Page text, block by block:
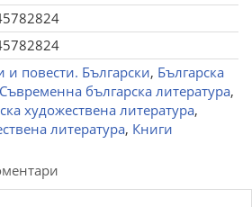
и повести. Български, Българска
Съвременна българска литература,
художествена литература,
литература, Книги